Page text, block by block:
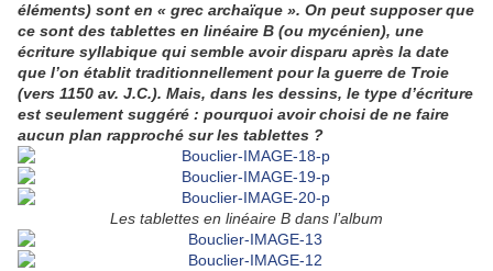
éléments) sont en « grec archaïque ». On peut supposer que
ce sont des tablettes en linéaire B (ou mycénien), une
écriture syllabique qui semble avoir disparu après la date
que l’on établit traditionnellement pour la guerre de Troie
(vers 1150 av. J.C.). Mais, dans les dessins, le type d’écriture
est seulement suggéré : pourquoi avoir choisi de ne faire
aucun plan rapproché sur les tablettes ?
Les tablettes en linéaire B dans l’album